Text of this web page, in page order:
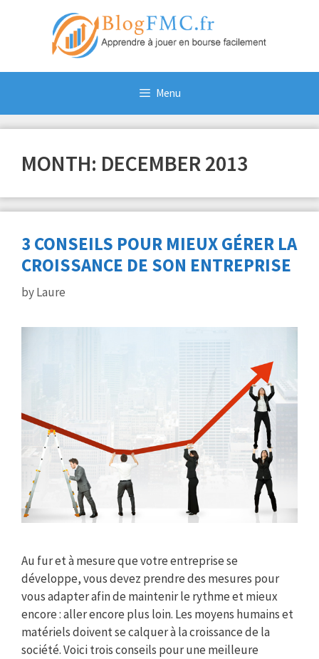
Menu
MONTH: DECEMBER 2013
3 CONSEILS POUR MIEUX GÉRER LA
CROISSANCE DE SON ENTREPRISE
byLaure
Au fur et à mesure que votre entreprise se
développe, vous devez prendre des mesures pour
vous adapter afin de maintenir le rythme et mieux
encore : aller encore plus loin. Les moyens humains et
matériels doivent se calquer à la croissance de la
société. Voici trois conseils pour une meilleure